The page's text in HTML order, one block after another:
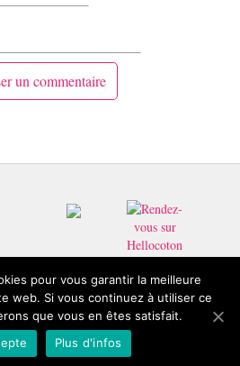
: Blog beauté Toulouse.
Mentions légales
pour vous garantir la meilleure
web. Si vous continuez à utiliser ce
que vous en êtes satisfait.
Plus d'infos